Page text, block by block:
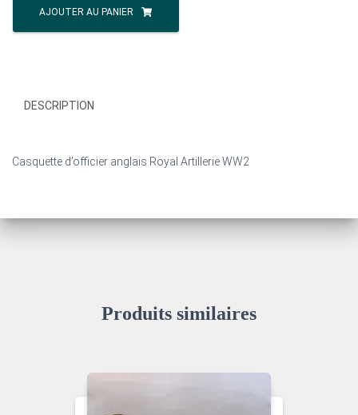
CASQUETTE
ARTILLERIE
AJOUTER AU PANIER
DESCRIPTION
Casquette d’officier anglais Royal Artillerie WW2
Produits similaires